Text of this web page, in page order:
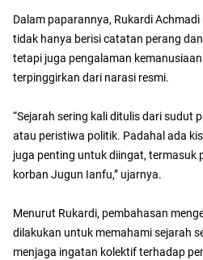
Dalam paparannya, Rukardi
tidak hanya berisi catatan perang
tetapi juga pengalaman
terpinggirkan dari narasi resmi.
“Sejarah sering kali ditulis dari sudut
atau peristiwa politik. Padahal ada
juga penting untuk diingat, termasuk
korban Jugun Ianfu,” ujarnya.
Menurut Rukardi, pembahasan
dilakukan untuk memahami sejarah
menjaga ingatan kolektif terhadap